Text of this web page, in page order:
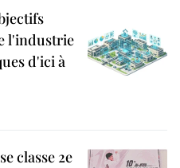
l'industrie
d'ici à
classe 2e